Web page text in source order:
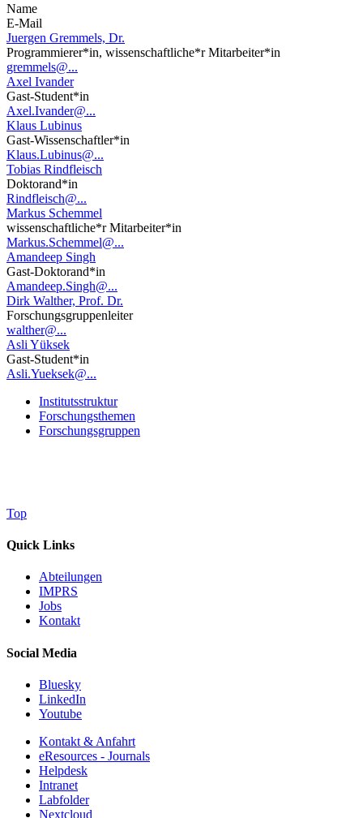
Name
E-Mail
Juergen Gremmels, Dr.
Programmierer*in, wissenschaftliche*r Mitarbeiter*in
gremmels@...
Axel Ivander
Gast-Student*in
Axel.Ivander@...
Klaus Lubinus
Gast-Wissenschaftler*in
Klaus.Lubinus@...
Tobias Rindfleisch
Doktorand*in
Rindfleisch@...
Markus Schemmel
wissenschaftliche*r Mitarbeiter*in
Markus.Schemmel@...
Amandeep Singh
Gast-Doktorand*in
Amandeep.Singh@...
Dirk Walther, Prof. Dr.
Forschungsgruppenleiter
walther@...
Asli Yüksek
Gast-Student*in
Asli.Yueksek@...
Institutsstruktur
Forschungsthemen
Forschungsgruppen
Top
Quick Links
Abteilungen
IMPRS
Jobs
Kontakt
Social Media
Bluesky
LinkedIn
Youtube
Kontakt & Anfahrt
eResources - Journals
Helpdesk
Intranet
Labfolder
Nextcloud